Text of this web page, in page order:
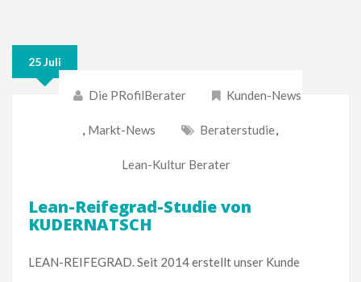
25 Juli
Die PRofilBerater Kunden-News
, Markt-News Beraterstudie,
Lean-Kultur Berater
Lean-Reifegrad-Studie von
KUDERNATSCH
LEAN-REIFEGRAD. Seit 2014 erstellt unser Kunde